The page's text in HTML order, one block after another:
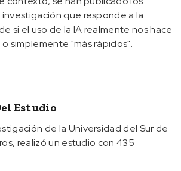
que responde a la
si el uso de la IA realmente nos hace
simplemente "más rápidos".
Estudio
de la Universidad del Sur de
realizó un estudio con 435